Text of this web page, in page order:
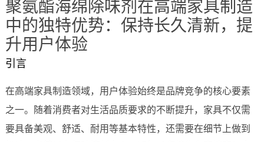
聚氨酯海绵除味剂在高端家具制造
中的独特优势：保持长久清新，提
升用户体验
引言
在高端家具制造领域，用户体验始终是品牌竞争的核心要素
之一。随着消费者对生活品质要求的不断提升，家具不仅需
要具备美观、舒适、耐用等基本特性，还需要在细节上做到